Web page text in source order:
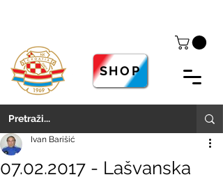
SHOP
07.02.2017 - Lašvanska
Ivan Barišić